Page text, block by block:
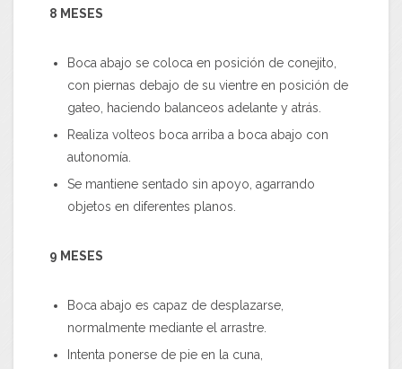
8 MESES
Boca abajo se coloca en posición de conejito,
con piernas debajo de su vientre en posición de
gateo, haciendo balanceos adelante y atrás.
Realiza volteos boca arriba a boca abajo con
autonomía.
Se mantiene sentado sin apoyo, agarrando
objetos en diferentes planos.
9 MESES
Boca abajo es capaz de desplazarse,
normalmente mediante el arrastre.
Intenta ponerse de pie en la cuna,